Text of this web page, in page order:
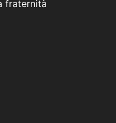
fraternità